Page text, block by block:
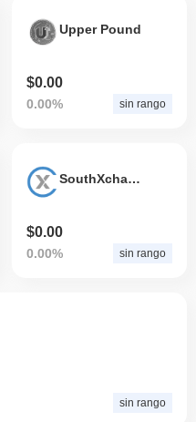
Upper Pound
$0.00
0.00% sin rango
SouthXchange Coin
$0.00
0.00% sin rango
sin rango